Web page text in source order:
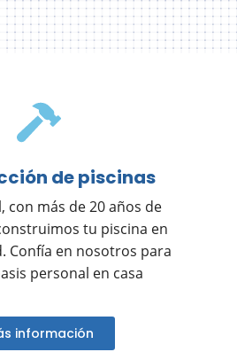
de piscinas
con más de 20 años de
tu piscina en
Confía en nosotros para
personal en casa
información